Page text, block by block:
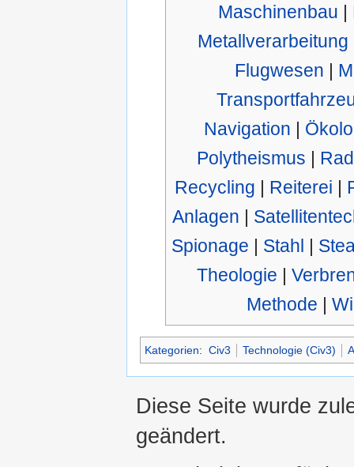
Maschinenbau |
Metallverarbeitung
Flugwesen |
Navigation |
Polytheismus | Rad
Recycling | Reiterei |
Anlagen |
Spionage | Stahl |
Theologie |
Methode |
Kategorien: Civ3 Technologie (Civ3)
Diese Seite wurde
geändert.